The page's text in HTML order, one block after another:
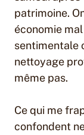
patrimoine.
économie
sentimentale
nettoyage
même pas.
Ce qui me
confondent